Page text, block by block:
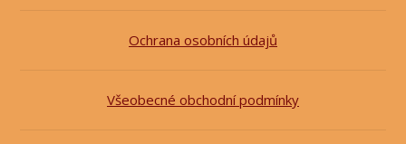
Ochrana osobních údajů
Všeobecné obchodní podmínky